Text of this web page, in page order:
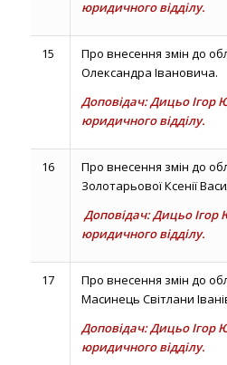
юридичного відділу.
15
Про внесення змін до
Олександра Івановича.
Доповідач: Дицьо Ігор
юридичного відділу.
16
Про внесення змін до
Золотарьової Ксенії
Доповідач: Дицьо
юридичного відділу.
17
Про внесення змін до
Масинець Світлани
Доповідач: Дицьо Ігор
юридичного відділу.